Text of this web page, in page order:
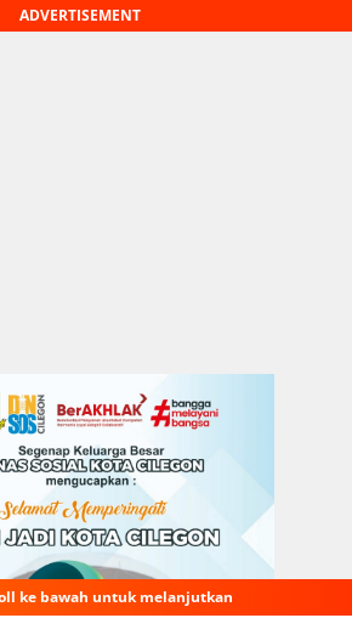
ADVERTISEMENT
ke bawah untuk melanjutkan